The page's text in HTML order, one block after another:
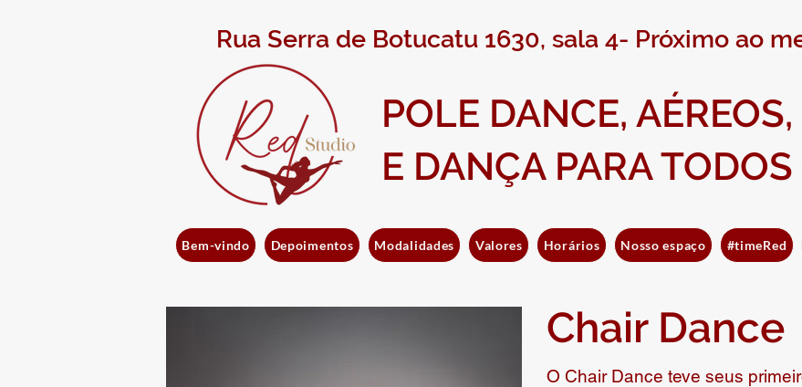
Rua Serra de Botucatu 1630, sala 4- Próximo ao
POLE DANCE,
E DANÇA PARA
Bem-vindo Depoimentos Modalidades Valores Horários Nosso espaço #timeRed
Chair Dance
O Chair Dance teve seus